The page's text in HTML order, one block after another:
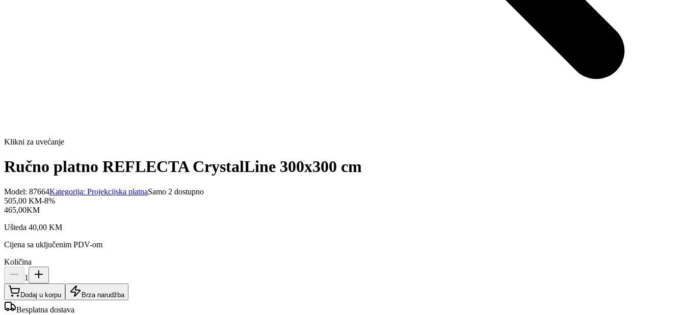
Klikni za uvećanje
Ručno platno REFLECTA CrystalLine 300x300 cm
Model: 87664Kategorija: Projekcijska platnaSamo 2 dostupno
505,00 KM-8%
465,00KM
Ušteda 40,00 KM
Cijena sa uključenim PDV-om
Količina
1
Dodaj u korpu Brza narudžba
Besplatna dostava